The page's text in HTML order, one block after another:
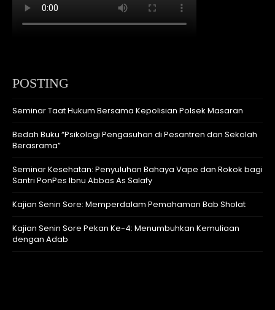
POSTING
Seminar Taat Hukum Bersama Kepolisian Polsek Masaran
Bedah Buku “Psikologi Pengasuhan di Pesantren dan Sekolah
Berasrama”
Seminar Kesehatan: Penyuluhan Bahaya Vape dan Rokok bagi
Santri PonPes Ibnu Abbas As Salafy
Kajian Senin Sore: Memperdalam Pemahaman Bab Sholat
Kajian Senin Sore Pekan Ke-4: Menumbuhkan Kemuliaan
dengan Adab